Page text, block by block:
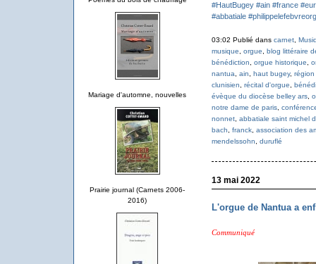
Mariage d'automne, nouvelles
Prairie journal (Carnets 2006-
2016)
#HautBugey #ain #france
#abbatiale
03:02 Publié dans carnet,
musique
orgue
blog littéraire
bénédiction
orgue historique
nantua
ain haut bugey,
clunisien
récital d'orgue
évèque du diocèse belley ars,
notre dame de paris,
nonnet, abbatiale saint michel
bach
franck, association des
mendelssohn
duruflé
13 mai 2022
L'orgue de Nantua a
Communiqué